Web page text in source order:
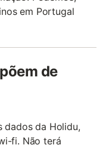
em Portugal
de
dados da Holidu,
fi. Não terá